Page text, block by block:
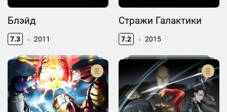
Блэйд
7.3 2011
Стражи Галактики
7.2 2015